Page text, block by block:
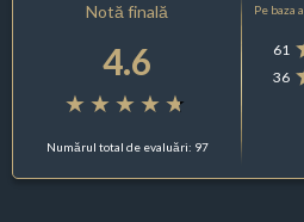
Notă finală
4.6
Numărul total de evaluări: 97
Pe baza
61
36